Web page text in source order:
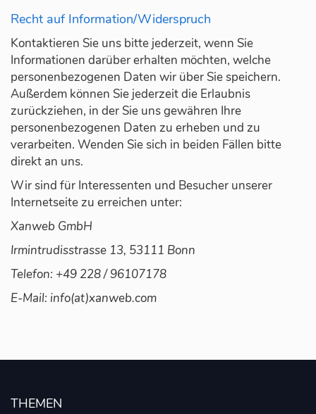
Recht auf Information/Widerspruch
Kontaktieren Sie uns bitte jederzeit, wenn Sie
Informationen darüber erhalten möchten, welche
personenbezogenen Daten wir über Sie speichern.
Außerdem können Sie jederzeit die Erlaubnis
zurückziehen, in der Sie uns gewähren Ihre
personenbezogenen Daten zu erheben und zu
verarbeiten. Wenden Sie sich in beiden Fällen bitte
direkt an uns.
Wir sind für Interessenten und Besucher unserer
Internetseite zu erreichen unter:
Xanweb GmbH
Irmintrudisstrasse 13, 53111 Bonn
Telefon: +49 228 / 96107178
E-Mail: info(at)xanweb.com
THEMEN